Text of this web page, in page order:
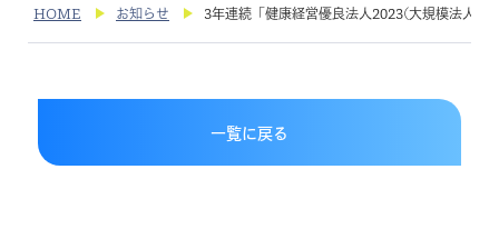
HOME お知らせ 3年連続「健康経営優良法人2023(大規模法人部
一覧に戻る